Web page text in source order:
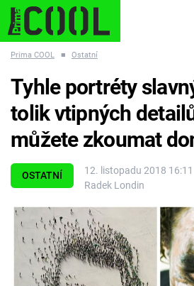
ESCAPE PLNEJ KOTEL AVENGERS
Témata
Přihlášení
Sledujte nás
Prima COOL ■ Ostatní
OSTATNÍ
12. listopadu 2018 16:11
Radek Londin
Tyhle portréty
tolik vtipných
můžete zkoumat